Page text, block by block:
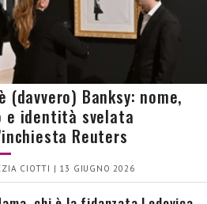
(davvero) Banksy: nome,
e identità svelata
Reuters
CIOTTI | 13 GIUGNO 2026